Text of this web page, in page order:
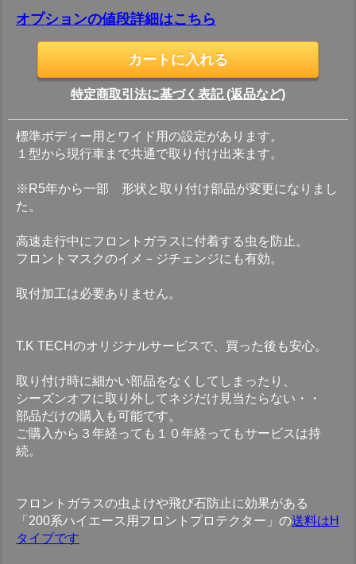
オプションの値段詳細はこちら
特定商取引法に基づく表記 (返品など)
標準ボディー用とワイド用の設定があります。
１型から現行車まで共通で取り付け出来ます。
※R5年から一部 形状と取り付け部品が変更になりまし
た。
高速走行中にフロントガラスに付着する虫を防止。
フロントマスクのイメ－ジチェンジにも有効。
取付加工は必要ありません。
T.K TECHのオリジナルサービスで、買った後も安心。
取り付け時に細かい部品をなくしてしまったり、
シーズンオフに取り外してネジだけ見当たらない・・
部品だけの購入も可能です。
ご購入から３年経っても１０年経ってもサービスは持
続。
フロントガラスの虫よけや飛び石防止に効果がある
「200系ハイエース用フロントプロテクター」の送料はH
タイプです